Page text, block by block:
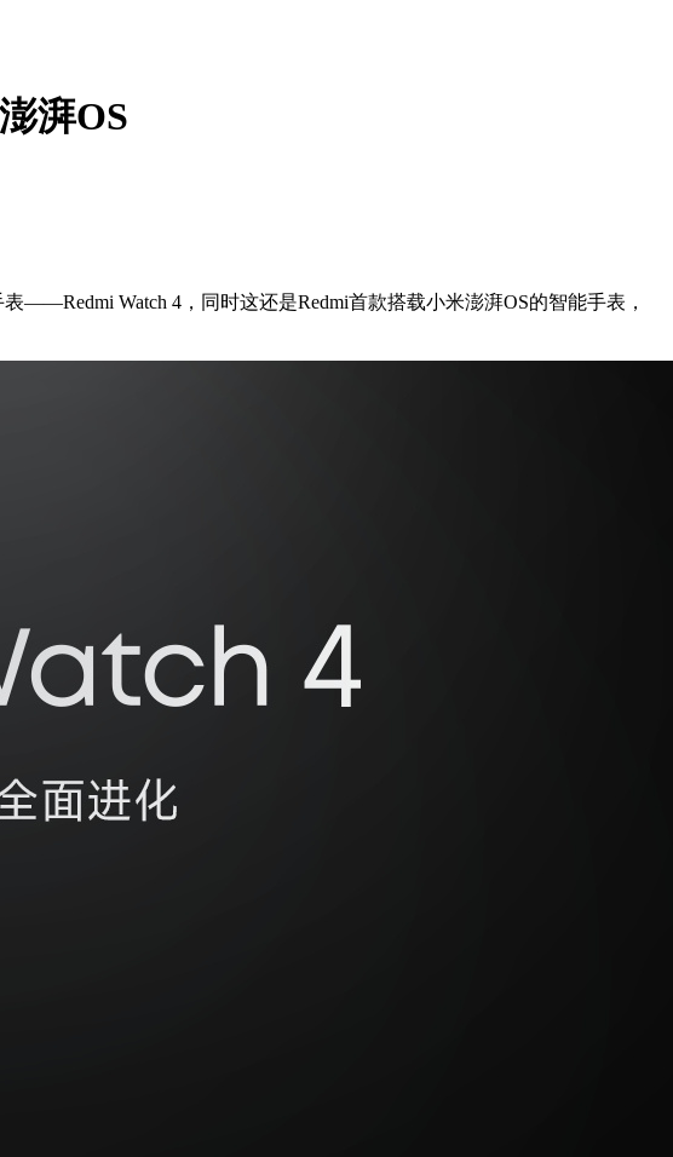
湃OS
——Redmi Watch 4，同时这还是Redmi首款搭载小米澎湃OS的智能手表，